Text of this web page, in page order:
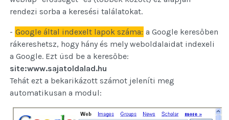
rendezi sorba a keresési találatokat.
- Google által indexelt lapok száma: a Google keresőben
rákereshetsz, hogy hány és mely weboldalaidat indexeli
a Google. Ezt üsd be a keresőbe:
site:www.sajatoldalad.hu
Tehát ezt a bekarikázott számot jeleníti meg
automatikusan a modul: